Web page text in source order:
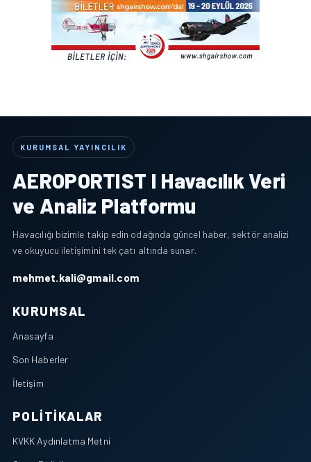
KURUMSAL YAYINCILIK
AEROPORTIST I Havacılık Veri
ve Analiz Platformu
Havacılığı bizimle takip edin odağında güncel haber, sektör analizi
ve okuyucu iletişimini tek çatı altında sunar.
mehmet.kali@gmail.com
KURUMSAL
Anasayfa
Son Haberler
İletişim
POLITIKALAR
KVKK Aydınlatma Metni